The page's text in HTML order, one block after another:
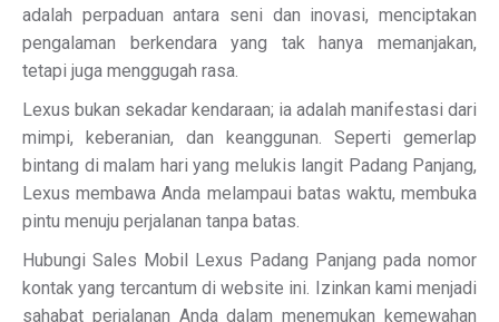
adalah perpaduan antara seni dan inovasi, menciptakan
pengalaman berkendara yang tak hanya memanjakan,
tetapi juga menggugah rasa.
Lexus bukan sekadar kendaraan; ia adalah manifestasi dari
mimpi, keberanian, dan keanggunan. Seperti gemerlap
bintang di malam hari yang melukis langit Padang Panjang,
Lexus membawa Anda melampaui batas waktu, membuka
pintu menuju perjalanan tanpa batas.
Hubungi Sales Mobil Lexus Padang Panjang pada nomor
kontak yang tercantum di website ini. Izinkan kami menjadi
sahabat perjalanan Anda dalam menemukan kemewahan